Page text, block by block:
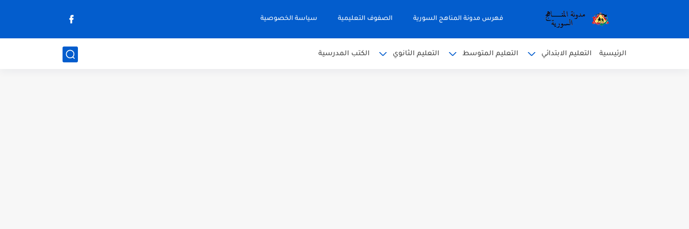
فهرس مدونة المناهج السورية الصفوف التعليمية سياسة الخصوصية
الرئيسية التعليم الابتدائي التعليم المتوسط التعليم الثانوي الكتب المدرسية